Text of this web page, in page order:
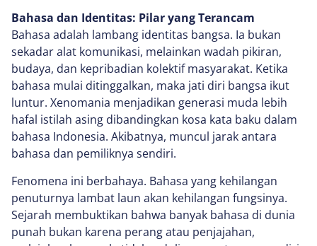
Bahasa dan Identitas: Pilar yang Terancam
Bahasa adalah lambang identitas bangsa. Ia bukan
sekadar alat komunikasi, melainkan wadah pikiran,
budaya, dan kepribadian kolektif masyarakat. Ketika
bahasa mulai ditinggalkan, maka jati diri bangsa ikut
luntur. Xenomania menjadikan generasi muda lebih
hafal istilah asing dibandingkan kosa kata baku dalam
bahasa Indonesia. Akibatnya, muncul jarak antara
bahasa dan pemiliknya sendiri.
Fenomena ini berbahaya. Bahasa yang kehilangan
penuturnya lambat laun akan kehilangan fungsinya.
Sejarah membuktikan bahwa banyak bahasa di dunia
punah bukan karena perang atau penjajahan,